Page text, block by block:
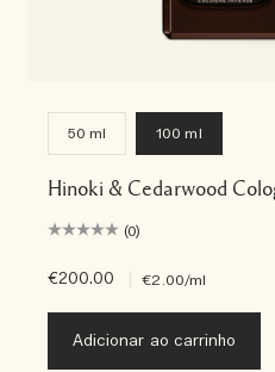
50 ml 100 ml
Hinoki & Cedarwood
(0)
€200.00 €2.00/ml
Adicionar ao carrinho